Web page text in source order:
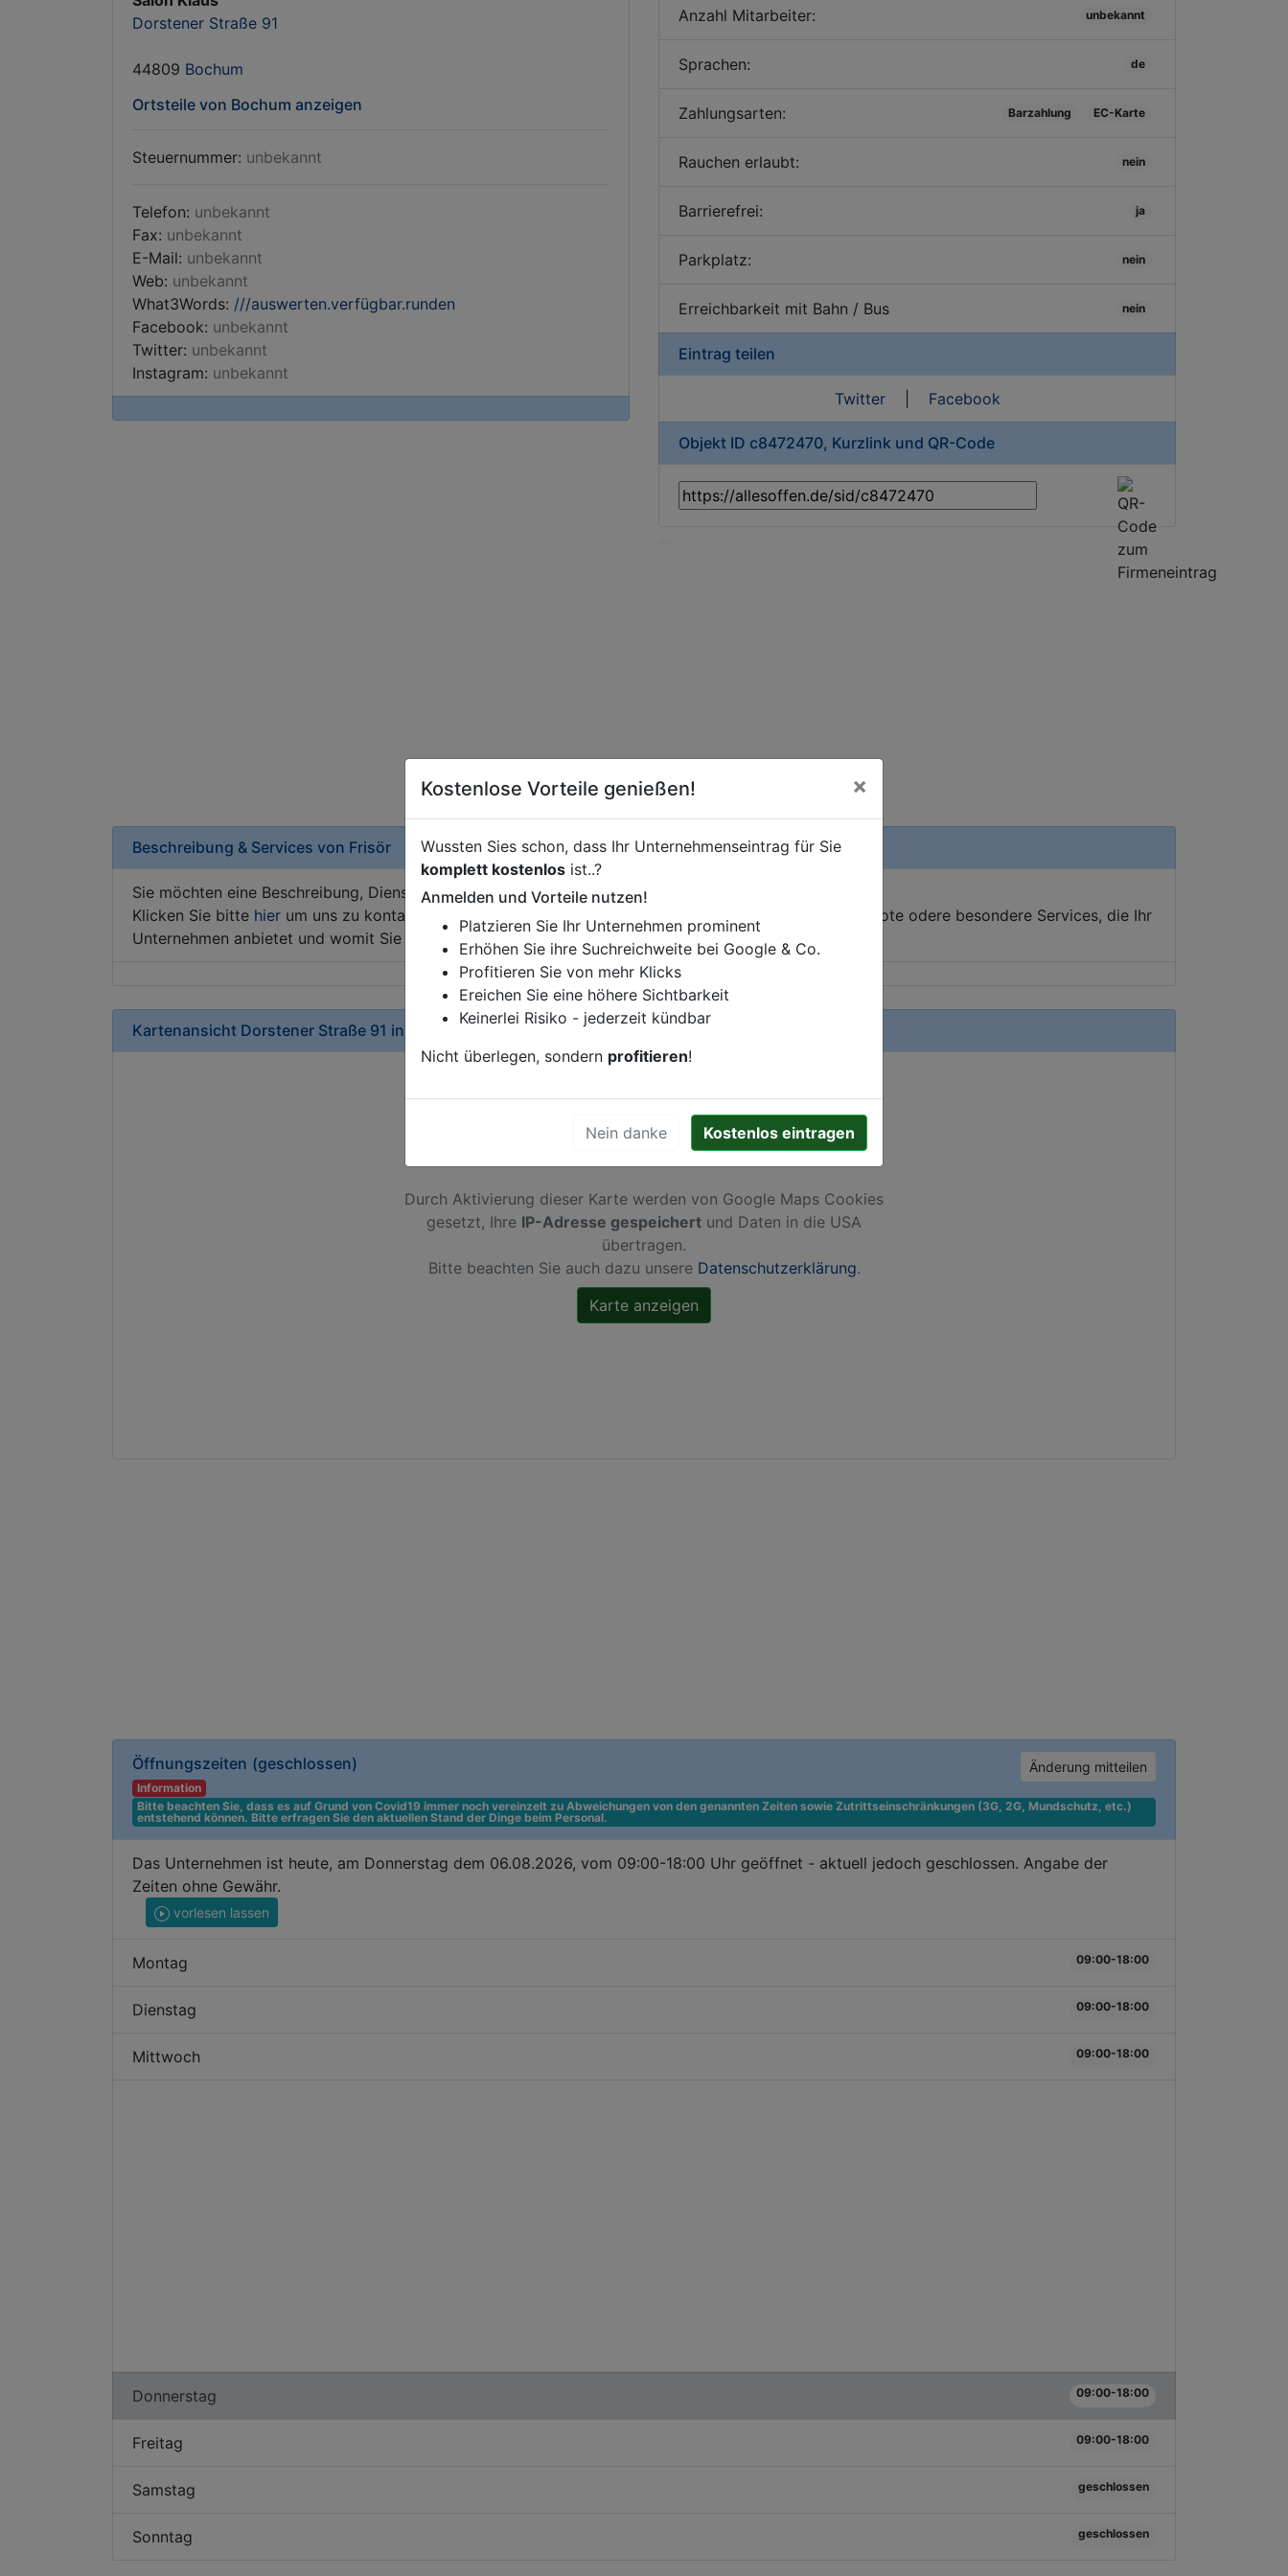
Dorstener Straße 91
44809 Bochum
Ortsteile von Bochum anzeigen
Steuernummer: unbekannt
Telefon: unbekannt
Fax: unbekannt
E-Mail: unbekannt
Web: unbekannt
What3Words: ///auswerten.verfügbar.runden
Facebook: unbekannt
Twitter: unbekannt
Instagram: unbekannt
Öffnungszeiten (geschlossen) Änderung mitteilen
Information
Bitte beachten Sie, dass es auf Grund von Covid19 immer noch vereinzelt zu Abweichungen von den genannten Zeiten sowie Zutrittseinschränkungen (3G, 2G, Mundschutz, etc.)
entstehend können. Bitte erfragen Sie den aktuellen Stand der Dinge beim Personal.
Das Unternehmen ist heute, am Donnerstag dem 06.08.2026, vom 09:00-18:00 Uhr geöffnet - aktuell jedoch geschlossen. Angabe der
Zeiten ohne Gewähr.
vorlesen lassen
Montag 09:00-18:00
Dienstag 09:00-18:00
Mittwoch 09:00-18:00
Donnerstag 09:00-18:00
Freitag 09:00-18:00
Samstag geschlossen
Sonntag geschlossen
Anzahl Mitarbeiter: unbekannt
Sprachen: de
Zahlungsarten: Barzahlung EC-Karte
Rauchen erlaubt: nein
Barrierefrei: ja
Parkplatz: nein
Erreichbarkeit mit Bahn / Bus nein
Eintrag teilen
Twitter| Facebook
Objekt ID c8472470, Kurzlink und QR-Code
Beschreibung & Services von Frisör
Sie möchten eine Beschreibung, Dienstleistung oder andere relevante Informationen hinzufügen?
Klicken Sie bitte hier um uns zu kontaktieren. Gerne erweitern wir Ihren Firmeneintrag um Sonderangebote odere besondere Services, die Ihr
Unternehmen anbietet und womit Sie sich von Ihren Wettbewerbern abheben.
Kartenansicht Dorstener Straße 91 in
Durch Aktivierung dieser Karte werden von Google Maps Cookies
gesetzt, Ihre IP-Adresse gespeichert und Daten in die USA
übertragen.
Bitte beachten Sie auch dazu unsere Datenschutzerklärung.
Kostenlose Vorteile genießen! ×
Wussten Sies schon, dass Ihr Unternehmenseintrag für Sie
komplett kostenlos ist..?
Anmelden und Vorteile nutzen!
Platzieren Sie Ihr Unternehmen prominent
Erhöhen Sie ihre Suchreichweite bei Google & Co.
Profitieren Sie von mehr Klicks
Ereichen Sie eine höhere Sichtbarkeit
Keinerlei Risiko - jederzeit kündbar
Nicht überlegen, sondern profitieren!
Nein danke Kostenlos eintragen